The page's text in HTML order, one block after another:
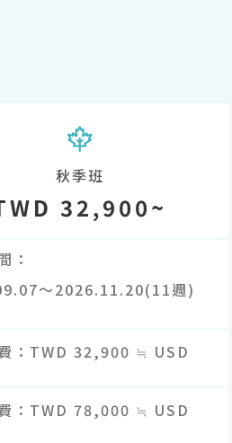
秋季班
32,900~
～2026.11.20(11週)
TWD 32,900 ≒ USD
TWD 78,000 ≒ USD